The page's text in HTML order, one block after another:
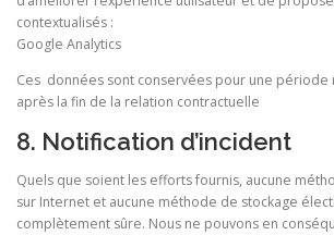
contextualisés :
Google Analytics
Ces données sont conservées pour une période
après la fin de la relation contractuelle
8. Notification d’incident
Quels que soient les efforts fournis, aucune
sur Internet et aucune méthode de stockage
complètement sûre. Nous ne pouvons en